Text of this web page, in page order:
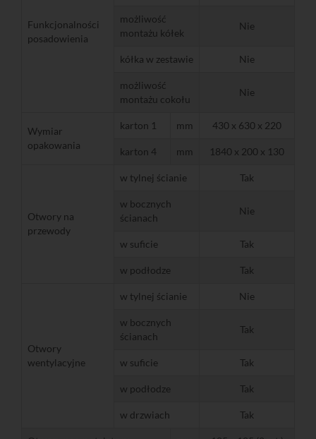
Funkcjonalności
posadowienia
możliwość
montażu kółek
Nie
kółka w zestawie Nie
możliwość
montażu cokołu
Nie
Wymiar
opakowania
karton 1 mm 430 x 630 x 220
karton 4 mm 1840 x 200 x 130
Otwory na
przewody
w tylnej ścianie Tak
w bocznych
ścianach
Nie
w suficie Tak
w podłodze Tak
Otwory
wentylacyjne
w tylnej ścianie Nie
w bocznych
ścianach
Tak
w suficie Tak
w podłodze Tak
w drzwiach Tak